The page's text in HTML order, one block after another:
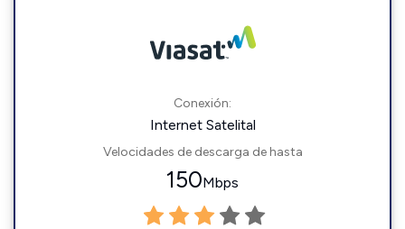
Conexión:
Internet Satelital
Velocidades de descarga de hasta
150Mbps